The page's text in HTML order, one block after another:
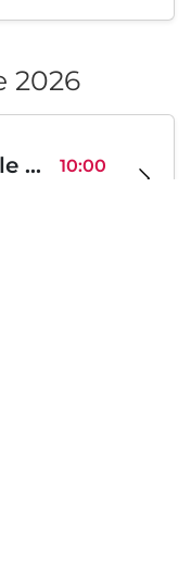
2026
Legion Inflatable Family Run - Sofia 10:00